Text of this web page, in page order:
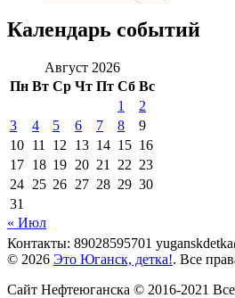
Календарь событий
Август 2026
Пн Вт Ср Чт Пт Сб Вс
1
2
3
4 5 6 7 8
9
10 11 12 13 14 15 16
17 18 19 20 21 22 23
24 25 26 27 28 29 30
31
« Июл
Контакты: 89028595701
© 2026 Это Юганск, детка!. Все
Сайт Нефтеюганска © 2016-2021